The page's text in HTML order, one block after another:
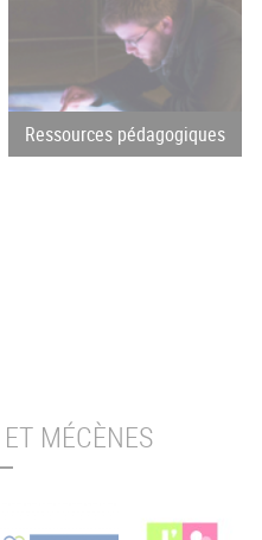
Ressources pédagogiques
ET MÉCÈNES